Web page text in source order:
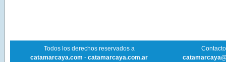
Todos los derechos reservados a
catamarcaya.com - catamarcaya.com.ar